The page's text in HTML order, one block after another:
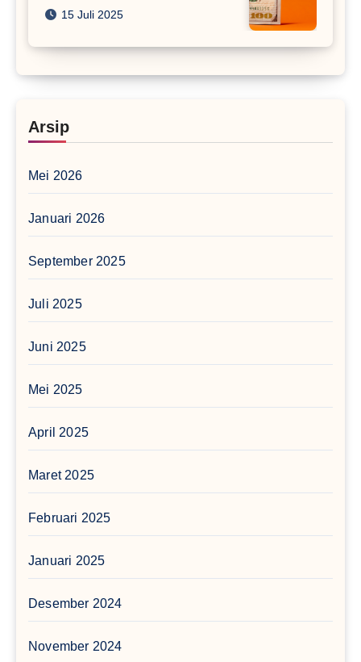
15 Juli 2025
Arsip
Mei 2026
Januari 2026
September 2025
Juli 2025
Juni 2025
Mei 2025
April 2025
Maret 2025
Februari 2025
Januari 2025
Desember 2024
November 2024